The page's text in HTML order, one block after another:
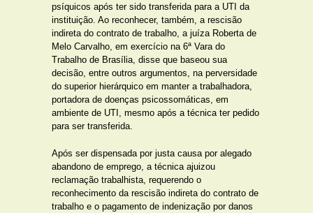
psíquicos após ter sido transferida para a UTI da
instituição. Ao reconhecer, também, a rescisão
indireta do contrato de trabalho, a juíza Roberta de
Melo Carvalho, em exercício na 6ª Vara do
Trabalho de Brasília, disse que baseou sua
decisão, entre outros argumentos, na perversidade
do superior hierárquico em manter a trabalhadora,
portadora de doenças psicossomáticas, em
ambiente de UTI, mesmo após a técnica ter pedido
para ser transferida.
Após ser dispensada por justa causa por alegado
abandono de emprego, a técnica ajuizou
reclamação trabalhista, requerendo o
reconhecimento da rescisão indireta do contrato de
trabalho e o pagamento de indenização por danos